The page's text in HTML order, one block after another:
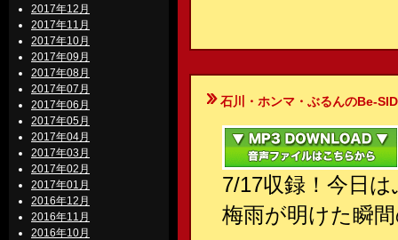
2017年12月
2017年11月
2017年10月
2017年09月
2017年08月
2017年07月
2017年06月
2017年05月
2017年04月
2017年03月
2017年02月
2017年01月
2016年12月
2016年11月
2016年10月
石川・ホンマ・ぶるんのBe-
7/17収録！今日
梅雨が明けた瞬